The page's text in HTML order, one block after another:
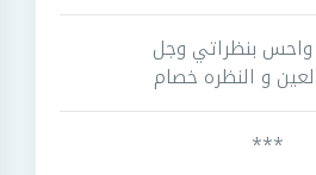
بنظراتي وجل
و النظره خصام
***